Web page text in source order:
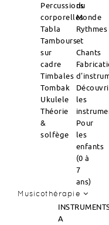
Percussions
corporelles
Tabla
Tambours
sur
cadre
Timbales
Tombak
Ukulele
Théorie
&
solfège
du
Monde
Rythmes
et
Chants
les
Pour
les
enfants
(0 à
7
ans)
Musicothérapie
A